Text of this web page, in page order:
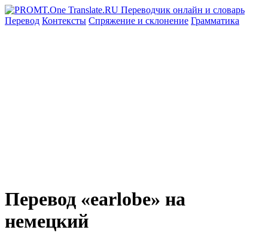
Перевод Контексты Спряжение и склонение Грамматика
Перевод «earlobe» на
немецкий